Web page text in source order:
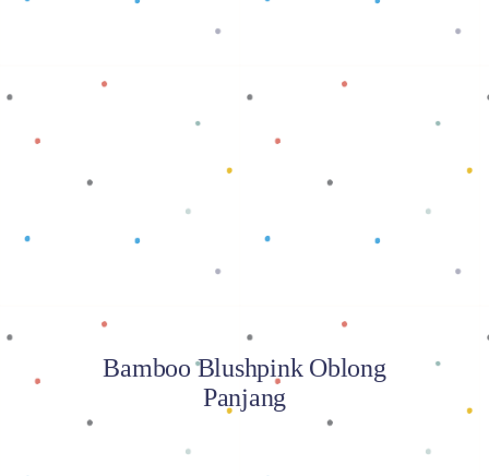
Baca selengkapnya
Bamboo Blushpink Oblong
Panjang